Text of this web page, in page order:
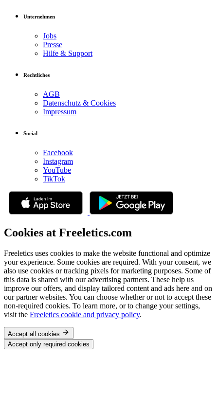
Unternehmen
Jobs
Presse
Hilfe & Support
Rechtliches
AGB
Datenschutz & Cookies
Impressum
Social
Facebook
Instagram
YouTube
TikTok
Cookies at Freeletics.com
Freeletics uses cookies to make the website functional and optimize
your experience. Some cookies are required. With your consent, we
also use cookies or tracking pixels for marketing purposes. Some of
this data is shared with our advertising partners. These help us
improve our offers, and display tailored content and ads here and on
our partner websites. You can choose whether or not to accept these
non-required cookies. To learn more, or to change your settings,
visit the Freeletics cookie and privacy policy.
Accept all cookies
Accept only required cookies